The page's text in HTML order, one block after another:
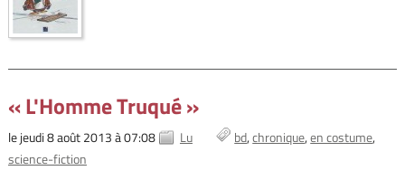
« L'Homme Truqué »
le jeudi 8 août 2013 à 07:08 Lu bd chronique en costume
science-fiction